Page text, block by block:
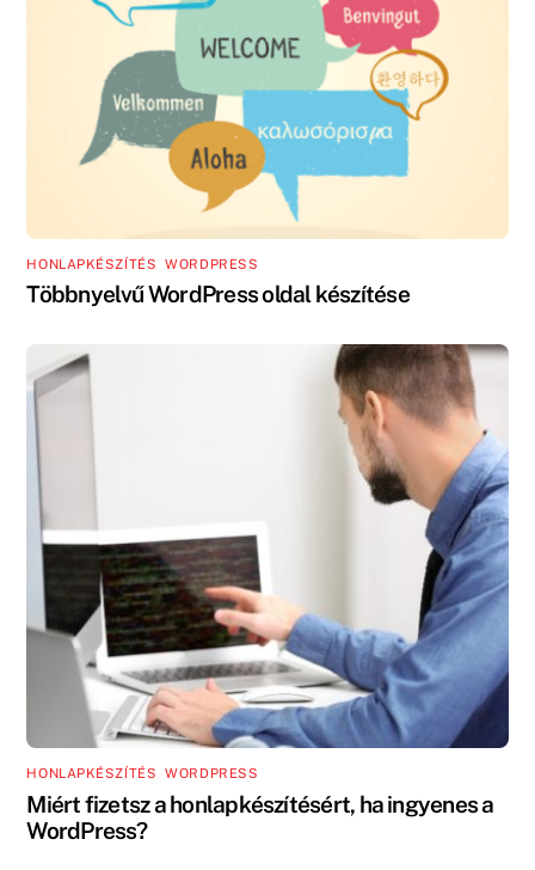
HONLAPKÉSZÍTÉS ,WORDPRESS
Többnyelvű WordPress oldal készítése
HONLAPKÉSZÍTÉS ,WORDPRESS
Miért fizetsz a honlapkészítésért, ha ingyenes a
WordPress?